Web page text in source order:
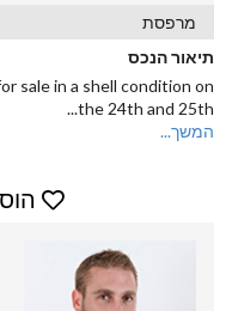
מרפסת
תיאור הנכס
sale in a shell condition on
the 24th and 25th
...
המשך...